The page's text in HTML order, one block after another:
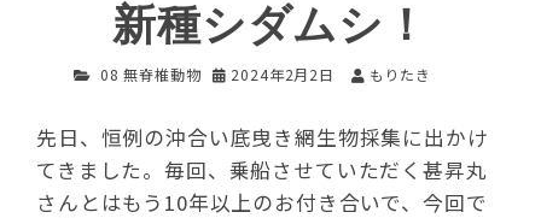
新種シダムシ！
08 無脊椎動物 2024年2月2日 もりたき
先日、恒例の沖合い底曳き網生物採集に出かけ
てきました。毎回、乗船させていただく甚昇丸
さんとはもう10年以上のお付き合いで、今回で